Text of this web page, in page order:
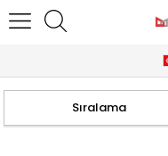
Banyo Donanımları
Sıralama